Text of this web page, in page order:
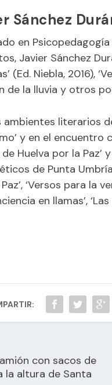
Sánchez
en
Javier Sánchez
(Ed. Niebla, 2016),
de la lluvia y otros
ambientes literarios
y en el
de Huelva por la
de Punta
‘Versos para la
en llamas’,
con sacos de
la altura de Santa